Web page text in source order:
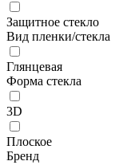
Защитное стекло
Вид пленки/стекла
Глянцевая
Форма стекла
3D
Плоское
Бренд